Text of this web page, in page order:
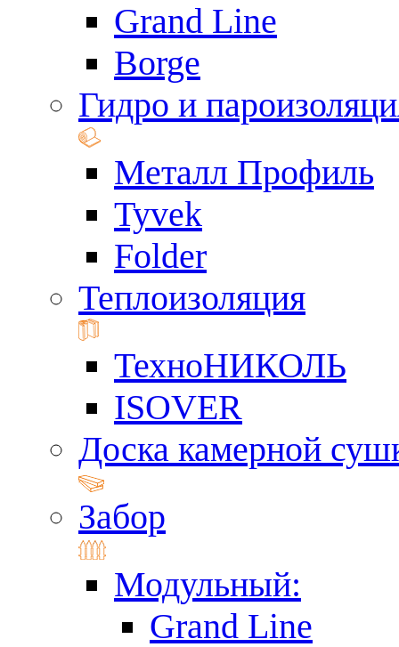
Grand Line
Borge
Гидро и
Металл Профиль
Tyvek
Folder
Теплоизоляция
ТехноНИКОЛЬ
ISOVER
Доска камерной
Забор
Модульный:
Grand Line